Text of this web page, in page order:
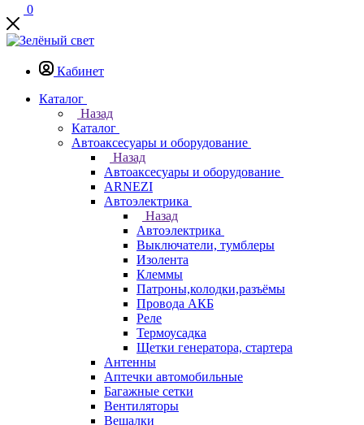
0
Кабинет
Каталог
Назад
Каталог
Автоаксесуары и оборудование
Назад
Автоаксесуары и оборудование
ARNEZI
Автоэлектрика
Назад
Автоэлектрика
Выключатели, тумблеры
Изолента
Клеммы
Патроны,колодки,разъёмы
Провода АКБ
Реле
Термоусадка
Щетки генератора, стартера
Антенны
Аптечки автомобильные
Багажные сетки
Вентиляторы
Вешалки